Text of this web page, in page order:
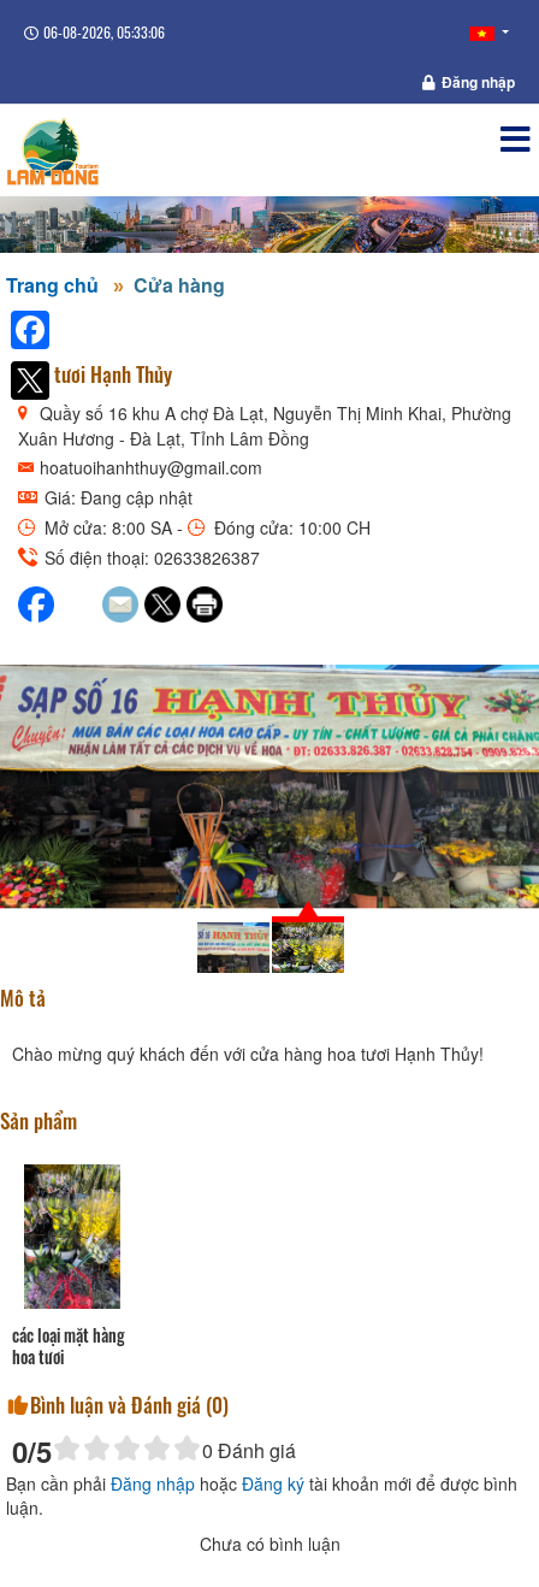
06-08-2026, 05:33:06
Đăng nhập
Trang chủ Cửa hàng
Hoa tươi Hạnh Thủy
Quầy số 16 khu A chợ Đà Lạt, Nguyễn Thị Minh Khai, Phường
Xuân Hương - Đà Lạt, Tỉnh Lâm Đồng
hoatuoihanhthuy@gmail.com
Giá: Đang cập nhật
Mở cửa: 8:00 SA -
Đóng cửa: 10:00 CH
Số điện thoại: 02633826387
Mô tả
Chào mừng quý khách đến với cửa hàng hoa tươi Hạnh Thủy!
Sản phẩm
các loại mặt hàng
hoa tươi
Bình luận và Đánh giá (0)
0/5 0 Đánh giá
Bạn cần phải Đăng nhập hoặc Đăng ký tài khoản mới để được bình
luận.
Chưa có bình luận
Facebook